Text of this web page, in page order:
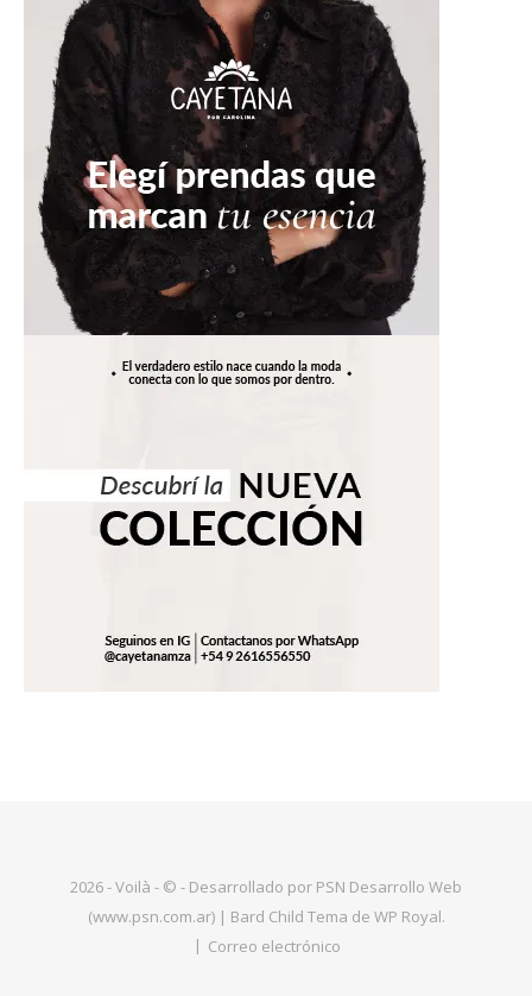
2026 - Voilà - © - Desarrollado por PSN Desarrollo Web
(www.psn.com.ar) | Bard Child Tema de WP Royal.
Correo electrónico